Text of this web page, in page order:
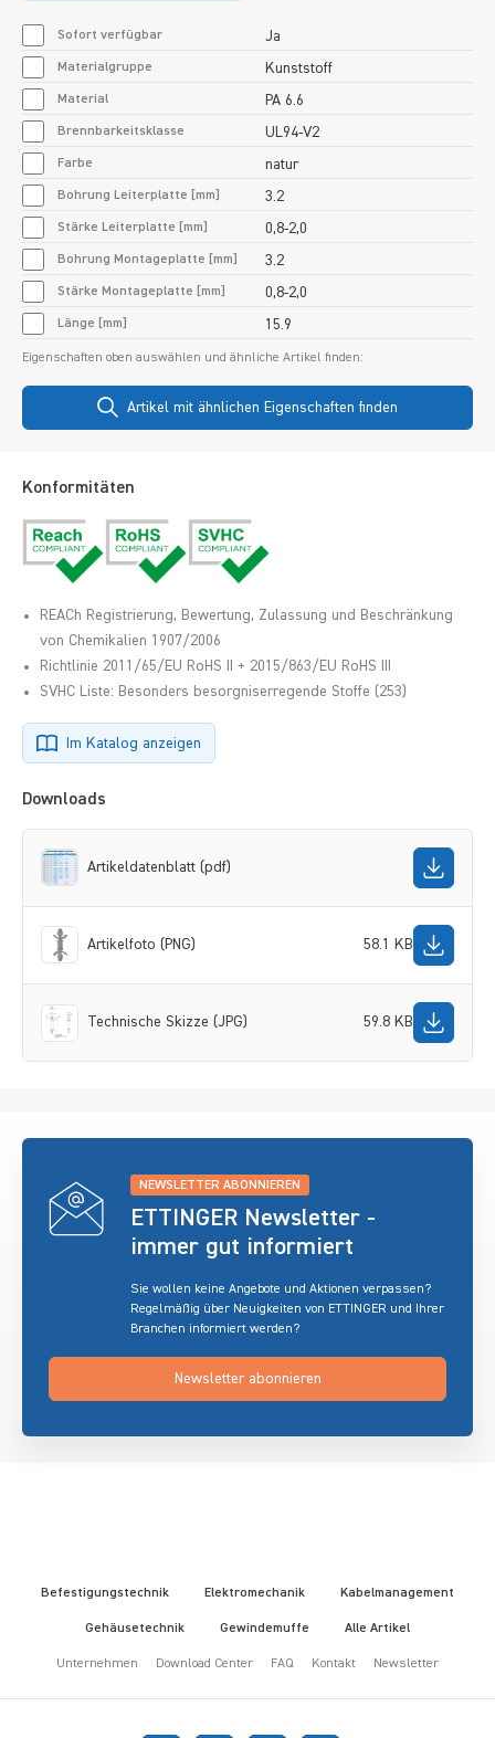
Sofort verfügbar Ja
Materialgruppe Kunststoff
Material PA 6.6
Brennbarkeitsklasse UL94-V2
Farbe natur
Bohrung Leiterplatte [mm] 3.2
Stärke Leiterplatte [mm] 0,8-2,0
Bohrung Montageplatte [mm] 3.2
Stärke Montageplatte [mm] 0,8-2,0
Länge [mm] 15.9
Eigenschaften oben auswählen und ähnliche Artikel finden:
Artikel mit ähnlichen Eigenschaften finden
Konformitäten
REACh Registrierung, Bewertung, Zulassung und Beschränkung
von Chemikalien 1907/2006
Richtlinie 2011/65/EU RoHS II + 2015/863/EU RoHS III
SVHC Liste: Besonders besorgniserregende Stoffe (253)
Im Katalog anzeigen
Downloads
Artikeldatenblatt (pdf)
Artikelfoto (PNG) 58.1 KB
Technische Skizze (JPG) 59.8 KB
NEWSLETTER ABONNIEREN
ETTINGER Newsletter -
immer gut informiert
Sie wollen keine Angebote und Aktionen verpassen?
Regelmäßig über Neuigkeiten von ETTINGER und Ihrer
Branchen informiert werden?
Newsletter abonnieren
Befestigungstechnik Elektromechanik Kabelmanagement
Gehäusetechnik Gewindemuffe Alle Artikel
Unternehmen Download Center FAQ Kontakt Newsletter